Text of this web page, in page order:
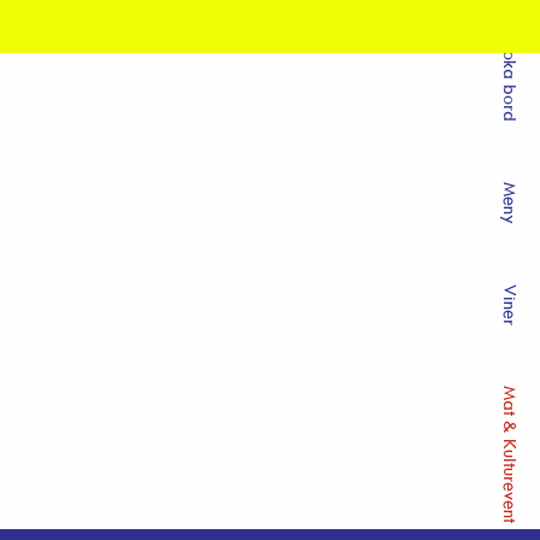
Boka bord
Meny
Viner
Mat & Kulturevent